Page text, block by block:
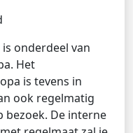
onderdeel van
Het
is tevens in
ook regelmatig
bezoek. De interne